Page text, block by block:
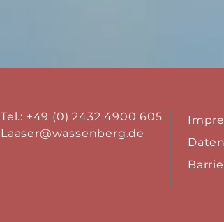
Tel.: +49 (0) 2432 4900 605
Laaser@wassenberg.de